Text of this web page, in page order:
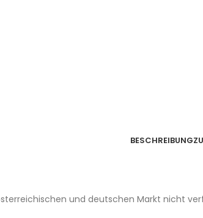
BESCHREIBUNG
und deutschen Markt nicht